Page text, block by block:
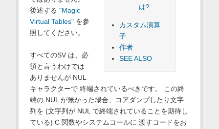
は?
カスタム演算
子
作者
SEE ALSO
後述する "Magic
Virtual Tables"を参
照してください。
すべてのSV は、必
須と言うわけでは
ありませんが NUL
キャラクターで 終端されているべきです。 この終
端の NUL が無かった場合、コアダンプしたり文字
列を (文字列が NUL で終端されていることを期待し
ている) C 関数やシステムコールに 渡すコードをお